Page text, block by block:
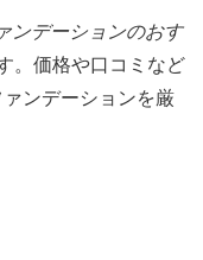
ンデーションのおす
。価格や口コミなど
ンデーションを厳